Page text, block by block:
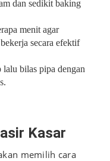
dan sedikit baking
menit agar
secara efektif
bilas pipa dengan
Kasar
memilih cara